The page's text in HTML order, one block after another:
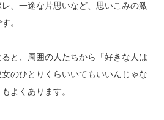
、一途な片思いなど、思いこみの激
。
と、周囲の人たちから「好きな人は
のひとりくらいいてもいいんじゃな
よくあります。